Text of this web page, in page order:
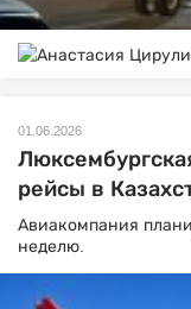
01.06.2026
рейсы в
Авиакомпания
неделю.